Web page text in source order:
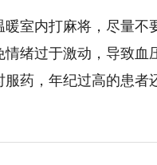
内打麻将，尽量不
绪过于激动，导致
药，年纪过高的患者